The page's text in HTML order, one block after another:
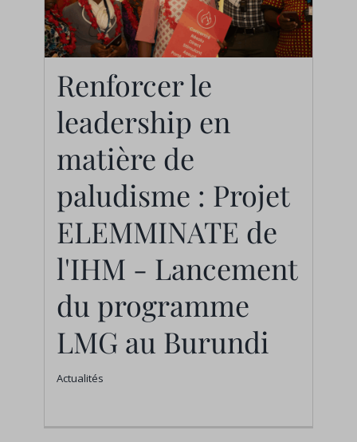
Renforcer le
leadership en matière
de paludisme : Projet
ELEMMINATE de l'IHM
- Lancement du
programme LMG au
Burundi
Actualités
Renforcer le
leadership en
matière de
paludisme : Projet
ELEMMINATE de
l'IHM - Lancement
du programme
LMG au Burundi
Actualités